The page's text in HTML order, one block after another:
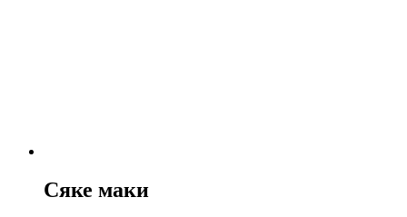
Сяке маки